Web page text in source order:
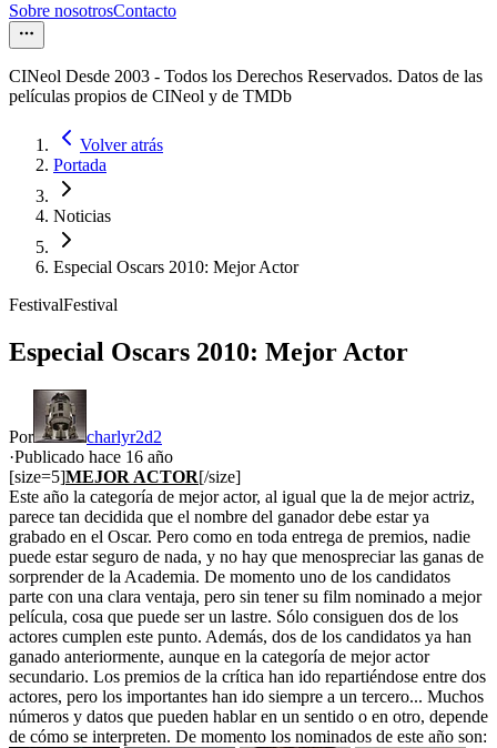
Sobre nosotrosContacto
CINeol Desde 2003 - Todos los Derechos Reservados. Datos de las
películas propios de CINeol y de TMDb
Volver atrás
Portada
Noticias
Especial Oscars 2010: Mejor Actor
FestivalFestival
Especial Oscars 2010: Mejor Actor
Por
charlyr2d2
·Publicado hace 16 año
[size=5]MEJOR ACTOR[/size]
Este año la categoría de mejor actor, al igual que la de mejor actriz,
parece tan decidida que el nombre del ganador debe estar ya
grabado en el Oscar. Pero como en toda entrega de premios, nadie
puede estar seguro de nada, y no hay que menospreciar las ganas de
sorprender de la Academia. De momento uno de los candidatos
parte con una clara ventaja, pero sin tener su film nominado a mejor
película, cosa que puede ser un lastre. Sólo consiguen dos de los
actores cumplen este punto. Además, dos de los candidatos ya han
ganado anteriormente, aunque en la categoría de mejor actor
secundario. Los premios de la crítica han ido repartiéndose entre dos
actores, pero los importantes han ido siempre a un tercero... Muchos
números y datos que pueden hablar en un sentido o en otro, depende
de cómo se interpreten. De momento los nominados de este año son: